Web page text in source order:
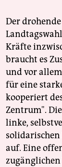
Der
Kräfte
braucht es
und vor
für eine
kooperiert
Zentrum".
linke,
solidarischen
auf. Eine